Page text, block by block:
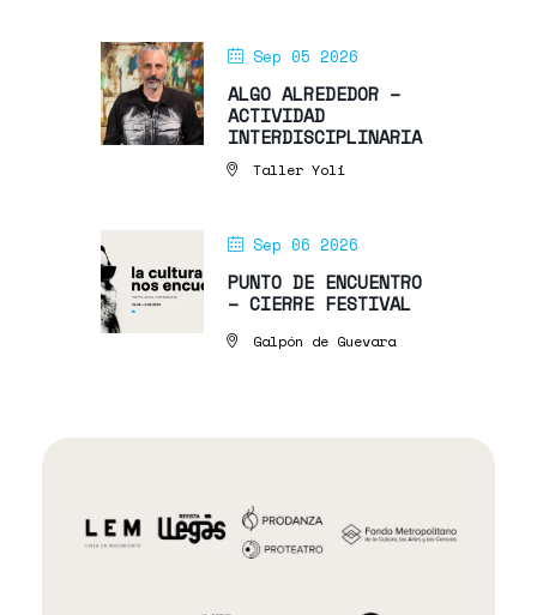
Sep 05 2026
ALGO ALREDEDOR –
ACTIVIDAD
INTERDISCIPLINARIA
Taller Yoli
Sep 06 2026
PUNTO DE ENCUENTRO
– CIERRE FESTIVAL
Galpón de Guevara